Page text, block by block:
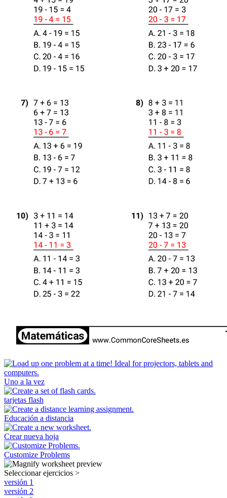
Uno a la vez
tarjetas flash
Educación a distancia
Crear nueva hoja
Customize Problems
Seleccionar ejercicios >
versión 1
versión 2